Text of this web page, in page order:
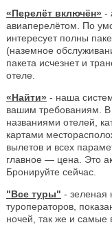
«Перелёт включён» -
авиаперелётом. По
интересует полны
(наземное
пакета исчезнет и
отеле.
«Найти» - наша
вашим требованиям. В
названиями отелей,
картами
вылетов и всех
главное — цена. Это
Бронируйте сейчас.
"Все туры" - зеленая
туроператоров,
ночей, так же и самые